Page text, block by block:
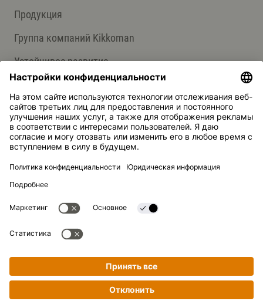
Продукция
Группа компаний Kikkoman
Устойчивое развитие
СЛУЖБА ПОДДЕРЖКИ
Ответы на вопросы
Контакты
Kikkoman — зарегистрированная торговая марка Kikkoman
© Kikkoman Trading Europe GmbH 2023 – 2026
Теодорштрассе 180, 40472 Дюссельдорф, Германия
Номер в коммерческом реестре: HRB 35856 (в Окружном
Настройки конфиденциальности
Официальное уведомление
Конфиденциальность